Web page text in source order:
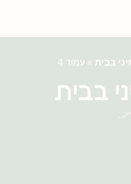
בבית » עמוד 4
בבית